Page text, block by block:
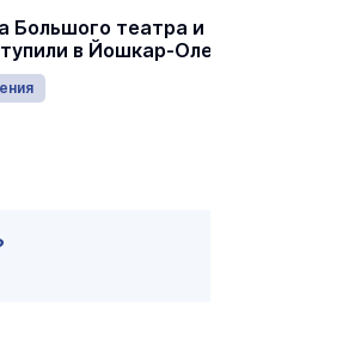
Большого театра и
в Йошкар-Оле